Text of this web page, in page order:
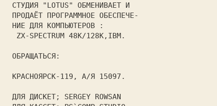
СТУДИЯ "LOTUS" ОБМЕНИВАЕТ И
ZX-SPECTRUM 48К/128К, IBM.
КРАСНОЯРСК-119 , А/Я 15097 .
ДЛЯ ДИСКЕТ;
SERGEY ROWSAN